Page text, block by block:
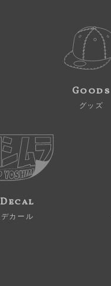
Goods
グッズ
Decal
デカール